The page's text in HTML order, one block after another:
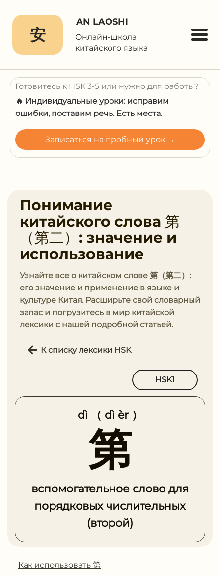
安
AN LAOSHI
Онлайн-школа
китайского языка
Готовитесь к HSK 3-5 или нужно для работы?
🔥 Индивидуальные уроки: исправим
ошибки, поставим речь. Есть места.
Записаться на пробный урок →
Понимание
китайского слова 第
（第二）: значение и
использование
Узнайте все о китайском слове 第（第二）:
его значение и применение в языке и
культуре Китая. Расширьте свой словарный
запас и погрузитесь в мир китайской
лексики с нашей подробной статьей.
К списку лексики HSK
HSK1
dì （ dì èr ）
第
вспомогательное слово для
порядковых числительных
(второй)
Как использовать 第